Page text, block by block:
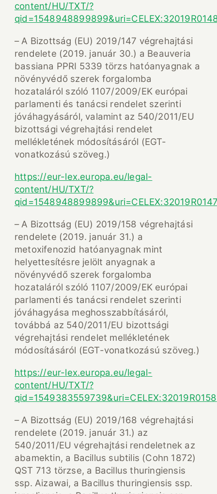
content/HU/TXT/?
– A Bizottság (EU) 2019/147 végrehajtási
rendelete (2019. január 30.) a Beauveria
bassiana PPRI 5339 törzs hatóanyagnak a
növényvédő szerek forgalomba
hozataláról szóló 1107/2009/EK európai
parlamenti és tanácsi rendelet szerinti
jóváhagyásáról, valamint az 540/2011/EU
bizottsági végrehajtási rendelet
mellékletének módosításáról (EGT-
vonatkozású szöveg.)
https://eur-lex.europa.eu/legal-
content/HU/TXT/?
– A Bizottság (EU) 2019/158 végrehajtási
rendelete (2019. január 31.) a
metoxifenozid hatóanyagnak mint
helyettesítésre jelölt anyagnak a
növényvédő szerek forgalomba
hozataláról szóló 1107/2009/EK európai
parlamenti és tanácsi rendelet szerinti
jóváhagyása meghosszabbításáról,
továbbá az 540/2011/EU bizottsági
végrehajtási rendelet mellékletének
módosításáról (EGT-vonatkozású szöveg.)
https://eur-lex.europa.eu/legal-
content/HU/TXT/?
qid=1549383559739&uri=CELEX:32019R0158
– A Bizottság (EU) 2019/168 végrehajtási
rendelete (2019. január 31.) az
540/2011/EU végrehajtási rendeletnek az
abamektin, a Bacillus subtilis (Cohn 1872)
QST 713 törzse, a Bacillus thuringiensis
ssp. Aizawai, a Bacillus thuringiensis ssp.